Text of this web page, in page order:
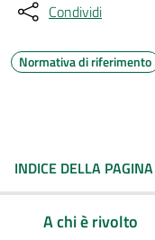
Condividi
Normativa di riferimento
INDICE DELLA PAGINA
A chi è rivolto